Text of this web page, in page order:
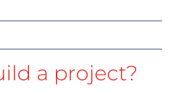
a project?